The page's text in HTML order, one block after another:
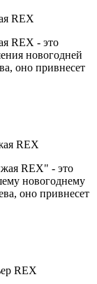
REX
REX - это
новогодней
оно привнесет
REX
REX" - это
новогоднему
оно привнесет
REX